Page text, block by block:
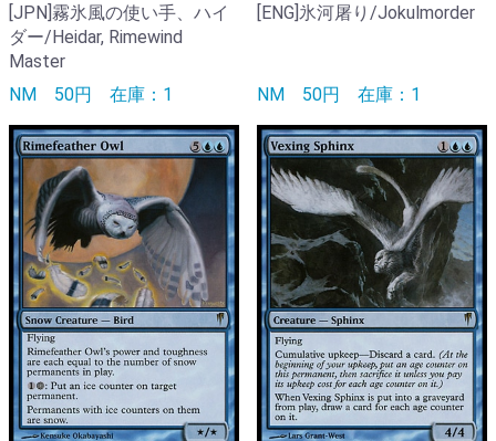
[JPN]霧氷風の使い手、ハイ
ダー/Heidar, Rimewind
Master
NM 50円 在庫：1
[ENG]氷河屠り/Jokulmorder
NM 50円 在庫：1